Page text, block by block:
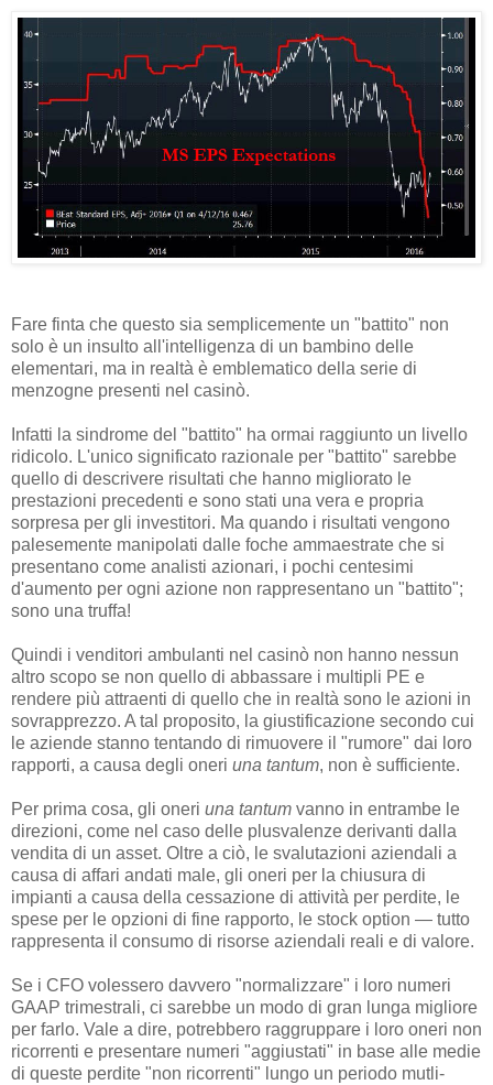
Fare finta che questo sia semplicemente un "battito" non
solo è un insulto all'intelligenza di un bambino delle
elementari, ma in realtà è emblematico della serie di
menzogne presenti nel casinò.
Infatti la sindrome del "battito" ha ormai raggiunto un livello
ridicolo. L'unico significato razionale per "battito" sarebbe
quello di descrivere risultati che hanno migliorato le
prestazioni precedenti e sono stati una vera e propria
sorpresa per gli investitori. Ma quando i risultati vengono
palesemente manipolati dalle foche ammaestrate che si
presentano come analisti azionari, i pochi centesimi
d'aumento per ogni azione non rappresentano un "battito";
sono una truffa!
Quindi i venditori ambulanti nel casinò non hanno nessun
altro scopo se non quello di abbassare i multipli PE e
rendere più attraenti di quello che in realtà sono le azioni in
sovrapprezzo. A tal proposito, la giustificazione secondo cui
le aziende stanno tentando di rimuovere il "rumore" dai loro
rapporti, a causa degli oneri una tantum, non è sufficiente.
Per prima cosa, gli oneri una tantum vanno in entrambe le
direzioni, come nel caso delle plusvalenze derivanti dalla
vendita di un asset. Oltre a ciò, le svalutazioni aziendali a
causa di affari andati male, gli oneri per la chiusura di
impianti a causa della cessazione di attività per perdite, le
spese per le opzioni di fine rapporto, le stock option — tutto
rappresenta il consumo di risorse aziendali reali e di valore.
Se i CFO volessero davvero "normalizzare" i loro numeri
GAAP trimestrali, ci sarebbe un modo di gran lunga migliore
per farlo. Vale a dire, potrebbero raggruppare i loro oneri non
ricorrenti e presentare numeri "aggiustati" in base alle medie
di queste perdite "non ricorrenti" lungo un periodo mutli-